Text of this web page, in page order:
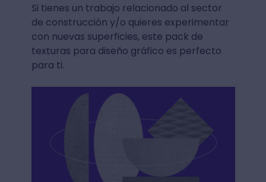
Si tienes un trabajo relacionado al sector
de construcción y/o quieres experimentar
con nuevas superficies, este pack de
texturas para diseño gráfico es perfecto
para ti.